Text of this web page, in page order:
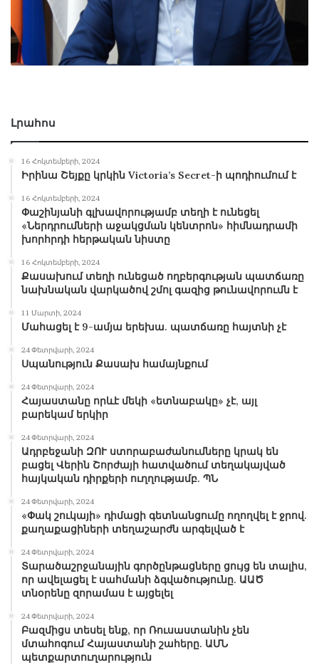
Լրահոս
16 Հոկտեմբերի, 2024
Իրինա Շեյքը կրկին Victoria’s Secret-ի պոդիումում է
16 Հոկտեմբերի, 2024
Փաշինյանի գլխավորությամբ տեղի է ունեցել
«Ներդրումների աջակցման կենտրոն» հիմնադրամի
խորհրդի հերթական նիստը
16 Հոկտեմբերի, 2024
Քասախում տեղի ունեցած ողբերգության պատճառը
նախնական վարկածով շմոլ գազից թունավորումն է
11 Մարտի, 2024
Մահացել է 9-ամյա երեխա. պատճառը հայտնի չէ
24 Փետրվարի, 2024
Սպանություն Քասախ համայնքում
24 Փետրվարի, 2024
Հայաստանը որևէ մեկի «ետնաբակը» չէ, այլ
բարեկամ երկիր
24 Փետրվարի, 2024
Ադրբեջանի ԶՈՒ ստորաբաժանումները կրակ են
բացել Վերին Շորժայի հատվածում տեղակայված
հայկական դիրքերի ուղղությամբ. ՊՆ
24 Փետրվարի, 2024
«Փակ շուկայի» դիմացի գետնանցումը ողողվել է ջրով.
քաղաքացիների տեղաշարժն արգելված է
24 Փետրվարի, 2024
Տարածաշրջանային գործընթացները ցույց են տալիս,
որ ավելացել է սահմանի ձգվածությունը. ԱԱԾ
տնօրենը զորամաս է այցելել
24 Փետրվարի, 2024
Բազմիցս տեսել ենք, որ Ռուսաստանին չեն
մտահոգում Հայաստանի շահերը. ԱՄՆ
պետքարտուղարություն